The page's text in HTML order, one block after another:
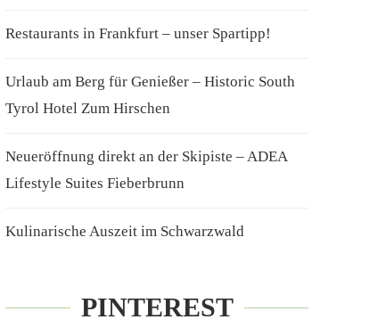
Restaurants in Frankfurt – unser Spartipp!
Urlaub am Berg für Genießer – Historic South
Tyrol Hotel Zum Hirschen
Neueröffnung direkt an der Skipiste – ADEA
Lifestyle Suites Fieberbrunn
Kulinarische Auszeit im Schwarzwald
PINTEREST